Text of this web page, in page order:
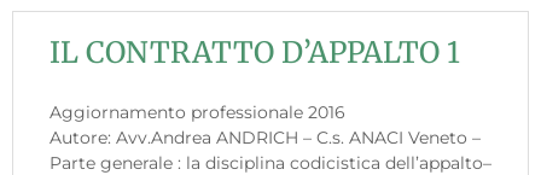
IL CONTRATTO D’APPALTO 1
Aggiornamento professionale 2016
Autore: Avv.Andrea ANDRICH – C.s. ANACI Veneto –
Parte generale : la disciplina codicistica dell’appalto–